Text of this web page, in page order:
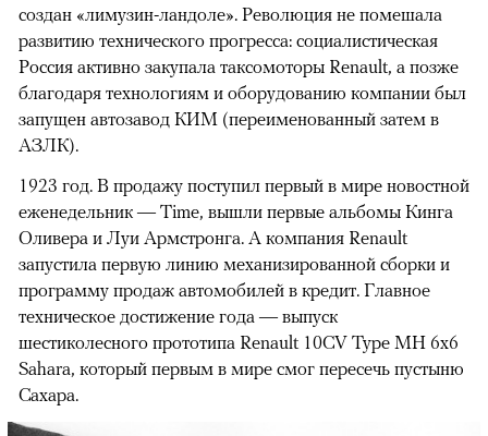
создан «лимузин-ландоле». Революция не помешала
развитию технического прогресса: социалистическая
Россия активно закупала таксомоторы Renault, а позже
благодаря технологиям и оборудованию компании был
запущен автозавод КИМ (переименованный затем в
АЗЛК).
1923 год. В продажу поступил первый в мире новостной
еженедельник — Time, вышли первые альбомы Кинга
Оливера и Луи Армстронга. А компания Renault
запустила первую линию механизированной сборки и
программу продаж автомобилей в кредит. Главное
техническое достижение года — выпуск
шестиколесного прототипа Renault 10CV Type MH 6x6
Sahara, который первым в мире смог пересечь пустыню
Сахара.